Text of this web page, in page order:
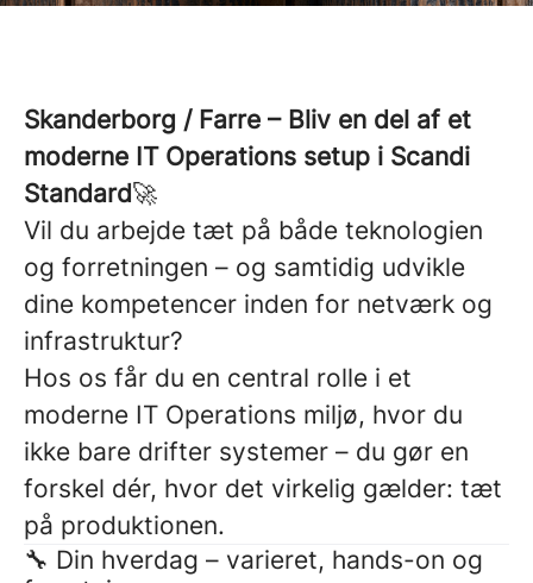
Skanderborg / Farre – Bliv en del af et
moderne IT Operations setup i Scandi
Standard🚀
Vil du arbejde tæt på både teknologien
og forretningen – og samtidig udvikle
dine kompetencer inden for netværk og
infrastruktur?
Hos os får du en central rolle i et
moderne IT Operations miljø, hvor du
ikke bare drifter systemer – du gør en
forskel dér, hvor det virkelig gælder: tæt
på produktionen.
🔧 Din hverdag – varieret, hands-on og